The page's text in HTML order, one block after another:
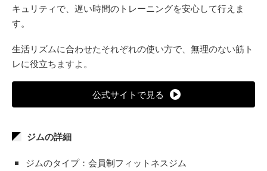
キュリティで、遅い時間のトレーニングを安心して行えま
す。
生活リズムに合わせたそれぞれの使い方で、無理のない筋ト
レに役立ちますよ。
公式サイトで見る
ジムの詳細
ジムのタイプ：会員制フィットネスジム